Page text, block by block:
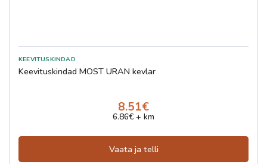
Keevituskindad MOST URAN kevlar
8.51€
6.86€ + km
Vaata ja telli